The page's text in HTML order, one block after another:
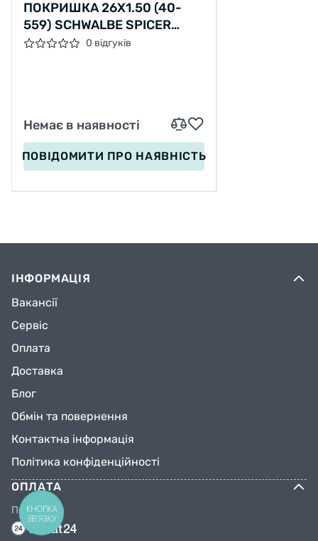
ПОКРИШКА 26X1.50 (40-
559) SCHWALBE SPICER
PLUS PUNCTUREGUARD,
0 відгуків
Немає в наявності
ПОВІДОМИТИ ПРО НАЯВНІСТЬ
ІНФОРМАЦІЯ
Вакансії
Сервіс
Оплата
Доставка
Блог
Обмін та повернення
Контактна інформація
Політика конфіденційності
ОПЛАТА
Переказом
КНОПКА
ЗВ'ЯЗКУ